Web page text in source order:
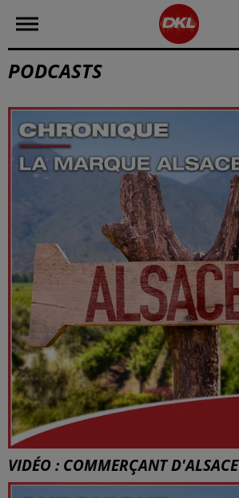
PODCASTS
VIDÉO : COMMERÇANT D'ALSACE